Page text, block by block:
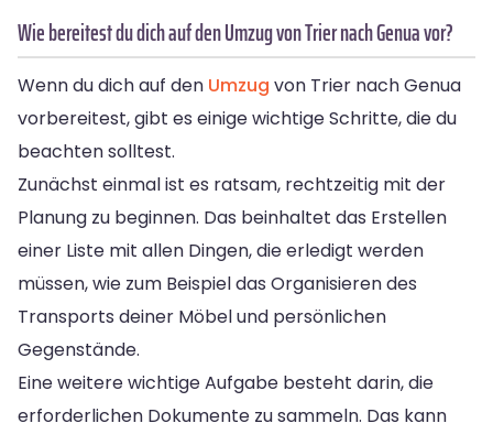
Wie bereitest du dich auf den Umzug von Trier nach Genua vor?
Wenn du dich auf den Umzug von Trier nach Genua
vorbereitest, gibt es einige wichtige Schritte, die du
beachten solltest.
Zunächst einmal ist es ratsam, rechtzeitig mit der
Planung zu beginnen. Das beinhaltet das Erstellen
einer Liste mit allen Dingen, die erledigt werden
müssen, wie zum Beispiel das Organisieren des
Transports deiner Möbel und persönlichen
Gegenstände.
Eine weitere wichtige Aufgabe besteht darin, die
erforderlichen Dokumente zu sammeln. Das kann